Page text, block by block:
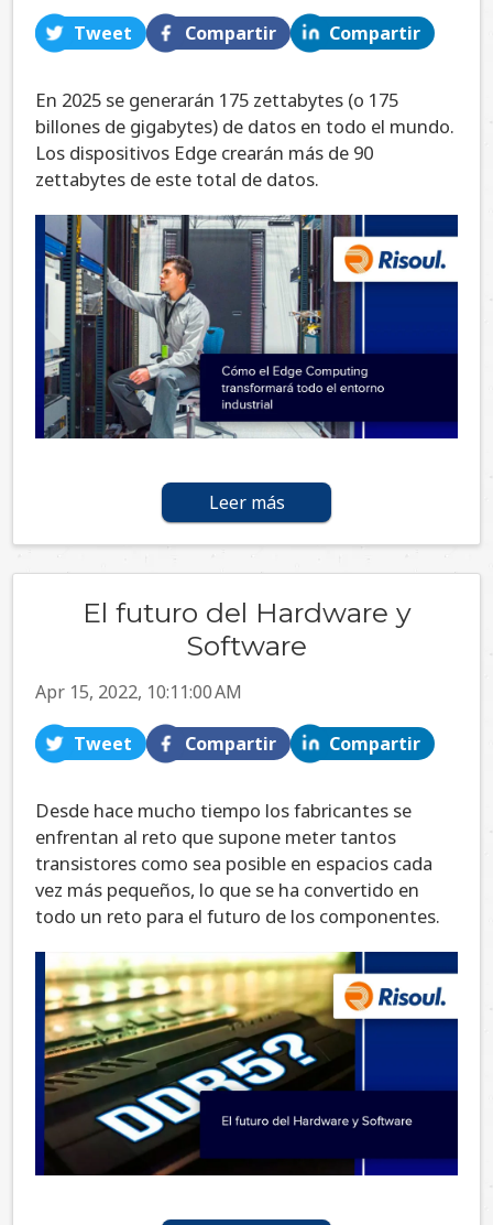
Tweet Compartir Compartir
En 2025 se generarán 175 zettabytes (o 175
billones de gigabytes) de datos en todo el mundo.
Los dispositivos Edge crearán más de 90
zettabytes de este total de datos.
Leer más
El futuro del Hardware y
Software
Apr 15, 2022, 10:11:00 AM
Tweet Compartir Compartir
Desde hace mucho tiempo los fabricantes se
enfrentan al reto que supone meter tantos
transistores como sea posible en espacios cada
vez más pequeños, lo que se ha convertido en
todo un reto para el futuro de los componentes.